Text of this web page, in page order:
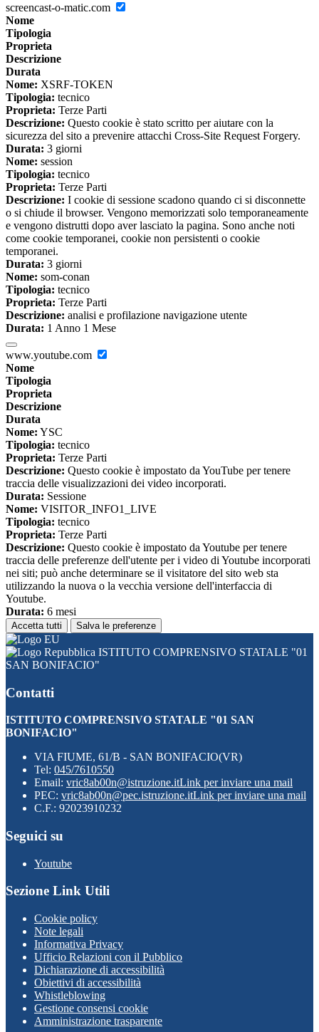
screencast-o-matic.com
Nome
Tipologia
Proprieta
Descrizione
Durata
Nome: XSRF-TOKEN
Tipologia: tecnico
Proprieta: Terze Parti
Descrizione: Questo cookie è stato scritto per aiutare con la
sicurezza del sito a prevenire attacchi Cross-Site Request Forgery.
Durata: 3 giorni
Nome: session
Tipologia: tecnico
Proprieta: Terze Parti
Descrizione: I cookie di sessione scadono quando ci si disconnette
o si chiude il browser. Vengono memorizzati solo temporaneamente
e vengono distrutti dopo aver lasciato la pagina. Sono anche noti
come cookie temporanei, cookie non persistenti o cookie
temporanei.
Durata: 3 giorni
Nome: som-conan
Tipologia: tecnico
Proprieta: Terze Parti
Descrizione: analisi e profilazione navigazione utente
Durata: 1 Anno 1 Mese
www.youtube.com
Nome
Tipologia
Proprieta
Descrizione
Durata
Nome: YSC
Tipologia: tecnico
Proprieta: Terze Parti
Descrizione: Questo cookie è impostato da YouTube per tenere
traccia delle visualizzazioni dei video incorporati.
Durata: Sessione
Nome: VISITOR_INFO1_LIVE
Tipologia: tecnico
Proprieta: Terze Parti
Descrizione: Questo cookie è impostato da Youtube per tenere
traccia delle preferenze dell'utente per i video di Youtube incorporati
nei siti; può anche determinare se il visitatore del sito web sta
utilizzando la nuova o la vecchia versione dell'interfaccia di
Youtube.
Durata: 6 mesi
Accetta tutti Salva le preferenze
ISTITUTO COMPRENSIVO STATALE "01
SAN BONIFACIO"
Contatti
ISTITUTO COMPRENSIVO STATALE "01 SAN
BONIFACIO"
VIA FIUME, 61/B - SAN BONIFACIO(VR)
Tel: 045/7610550
Email: vric8ab00n@istruzione.itLink per inviare una mail
PEC: vric8ab00n@pec.istruzione.itLink per inviare una mail
C.F.: 92023910232
Seguici su
Youtube
Sezione Link Utili
Cookie policy
Note legali
Informativa Privacy
Ufficio Relazioni con il Pubblico
Dichiarazione di accessibilità
Obiettivi di accessibilità
Whistleblowing
Gestione consensi cookie
Amministrazione trasparente